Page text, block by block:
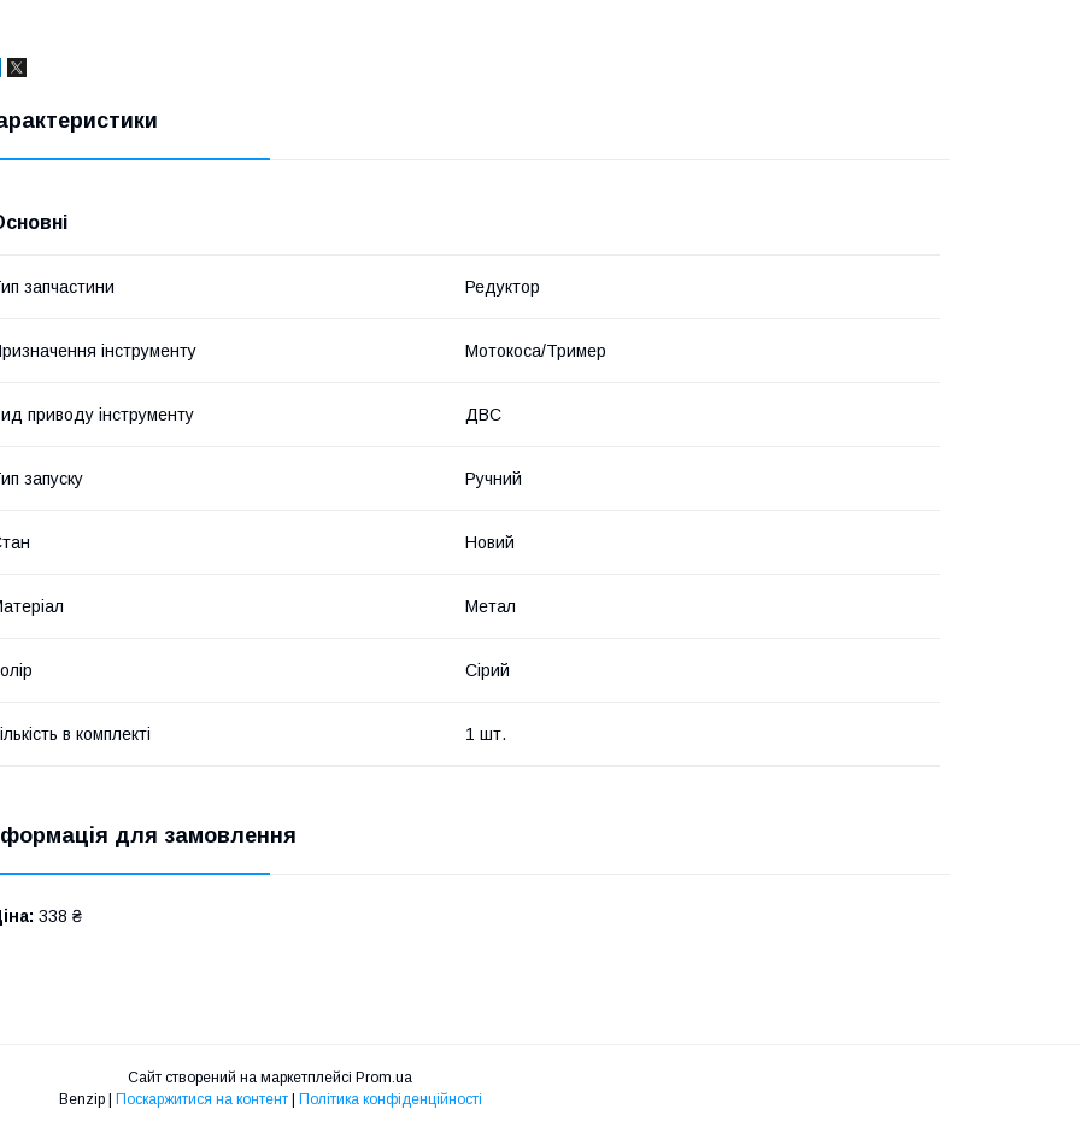
запчастини Редуктор
інструменту Мотокоса/Тример
приводу інструменту ДВС
запуску Ручний
Новий
Метал
Сірий
в комплекті 1 шт.
для замовлення
338 ₴
Сайт створений на маркетплейсі Prom.ua
Benzip | Поскаржитися на контент | Політика конфіденційності